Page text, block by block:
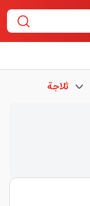
ثلاجة